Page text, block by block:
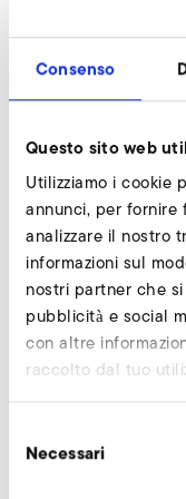
Consenso
Questo sito web
Utilizziamo i cookie
annunci, per fornire
analizzare il nostro
informazioni sul
nostri partner che
pubblicità e social
con altre
raccolto dal tuo
delNecessari
Compensatore
zincato